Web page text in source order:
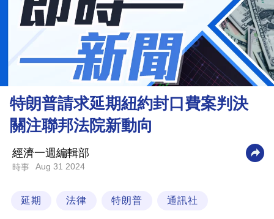
投
資
樓
市
財
商
業
科
特朗普請求延期紐約封口費案判決
關注聯邦法院新動向
經濟一週編輯部
時事 Aug 31 2024
延期 法律 特朗普 通訊社